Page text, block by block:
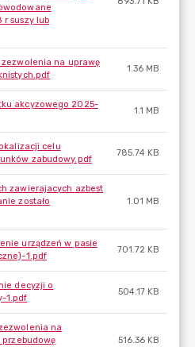
r suszy lub
na uprawę
1.36 MB
akcyzowego 2025-
1.1 MB
celu
zabudowy.pdf
785.74 KB
zawierajacych azbest
zostało
1.01 MB
urządzeń w pasie
1.pdf
701.72 KB
decyzji o
1.pdf
504.17 KB
na
516.36 KB